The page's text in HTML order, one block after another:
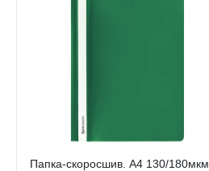
Папка-скоросшив. А4 130/180мкм